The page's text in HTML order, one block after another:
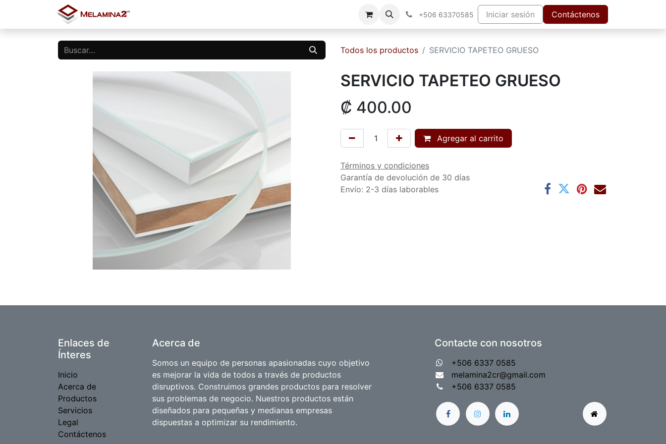
+506 63370585 Iniciar sesión Contáctenos
Todos los productos SERVICIO TAPETEO GRUESO
SERVICIO TAPETEO GRUESO
₡ 400.00
Agregar al carrito
Términos y condiciones
Garantía de devolución de 30 días
Envío: 2-3 días laborables
Enlaces de
Ínteres
Inicio
Acerca de
Productos
Servicios
Legal
Contáctenos
Acerca de
Somos un equipo de personas apasionadas cuyo objetivo
es mejorar la vida de todos a través de productos
disruptivos. Construimos grandes productos para resolver
sus problemas de negocio. Nuestros productos están
diseñados para pequeñas y medianas empresas
dispuestas a optimizar su rendimiento.
Contacte con nosotros
+506 6337 0585
melamina2cr@gmail.com
+506 6337 0585